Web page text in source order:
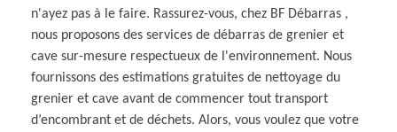
n'ayez pas à le faire. Rassurez-vous, chez BF Débarras ,
nous proposons des services de débarras de grenier et
cave sur-mesure respectueux de l'environnement. Nous
fournissons des estimations gratuites de nettoyage du
grenier et cave avant de commencer tout transport
d’encombrant et de déchets. Alors, vous voulez que votre